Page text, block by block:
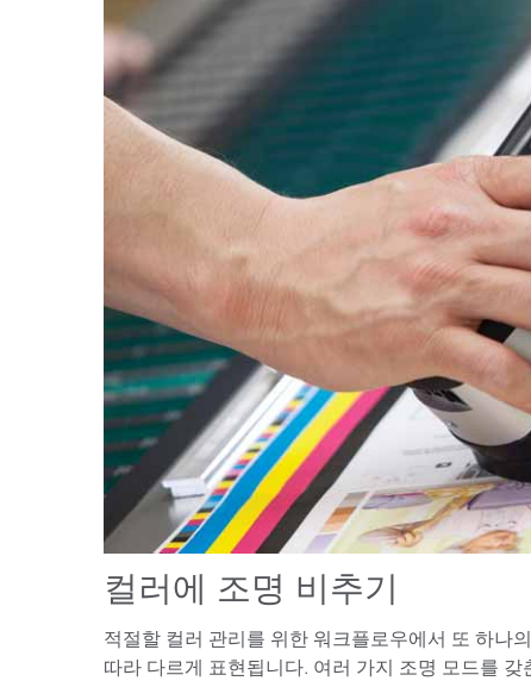
컬러에 조명 비추기
적절할 컬러 관리를 위한 워크플로우에서 또 하나
따라 다르게 표현됩니다. 여러 가지 조명 모드를 갖